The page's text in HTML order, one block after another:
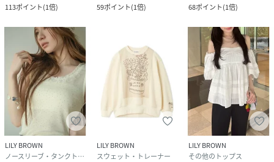
113ポイント(1倍)
59ポイント(1倍)
68ポイント(1倍)
LILY BROWN
ノースリーブ・タンクトップ
LILY BROWN
スウェット・トレーナー
LILY BROWN
その他のトップス